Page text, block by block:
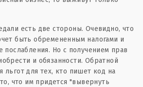
есть две стороны. Очевидно, что
быть обремененным налогами и
послабления. Но с получением прав
и обязанности. Обратной
льгот для тех, кто пишет код на
что им придется "вывернуть